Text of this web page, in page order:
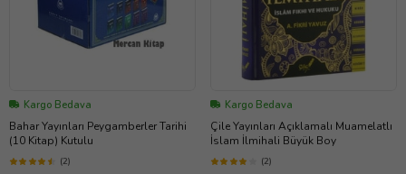
Kargo Bedava
Bahar Yayınları Peygamberler Tarihi
(10 Kitap) Kutulu
(2)
Kargo Bedava
Çile Yayınları Açıklamalı Muamelatlı
İslam İlmihali Büyük Boy
(2)